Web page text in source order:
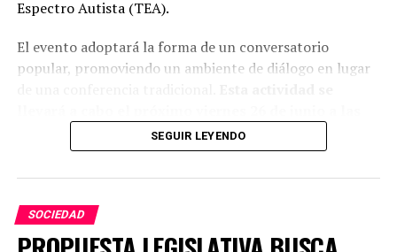
Espectro Autista (TEA).
El evento adoptará la forma de un conversatorio
popular, promoviendo un ambiente de diálogo en lugar
16:30 en el Salón D de la Facultad de Ciencias
Sociales.
SEGUIR LEYENDO
SOCIEDAD